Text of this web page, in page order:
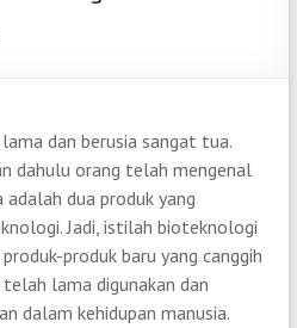
dan berusia sangat tua.
dahulu orang telah mengenal
dua produk yang
Jadi, istilah bioteknologi
produk baru yang canggih
lama digunakan dan
dalam kehidupan manusia.